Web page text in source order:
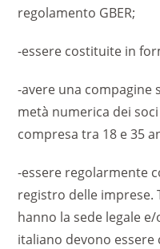
regolamento GBER;
-essere costituite in
-avere una compagine
metà numerica dei
compresa tra 18 e 35
-essere regolarmente
registro delle imprese.
hanno la sede legale
italiano devono